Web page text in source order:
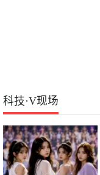
科技·V现场